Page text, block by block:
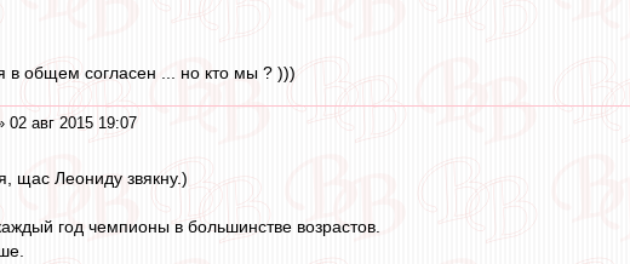
в общем согласен ... но кто мы ? )))
02 авг 2015 19:07
щас Леониду звякну.)
год чемпионы в большинстве возрастов.